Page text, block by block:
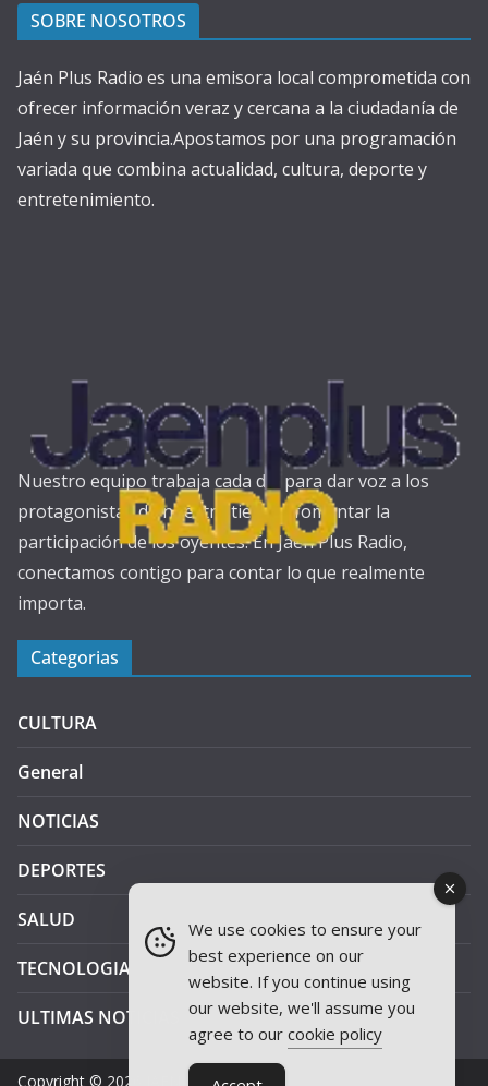
SOBRE NOSOTROS
Jaén Plus Radio es una emisora local comprometida con
ofrecer información veraz y cercana a la ciudadanía de
Jaén y su provincia.Apostamos por una programación
variada que combina actualidad, cultura, deporte y
entretenimiento.
Nuestro equipo trabaja cada día para dar voz a los
protagonistas de nuestra tierra y fomentar la
participación de los oyentes. En Jaén Plus Radio,
conectamos contigo para contar lo que realmente
importa.
Categorias
CULTURA
General
NOTICIAS
DEPORTES
SALUD
TECNOLOGIA
ULTIMAS NOTICIAS
Copyright © 2026 JAEN PLUS RADIO
We use cookies to ensure your
best experience on our
website. If you continue using
our website, we'll assume you
agree to our cookie policy